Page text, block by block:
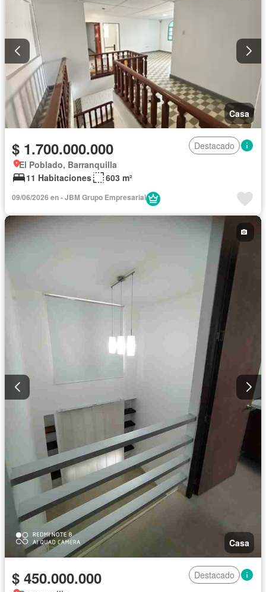
Seguridad privada
Piscina Wifi
Permite mascotas
Permite niños
Casa
$ 1.700.000.000
Destacado
El Poblado, Barranquilla
11 Habitaciones
603 m²
09/06/2026 en - JBM Grupo Empresarial
Casa
$ 450.000.000
Destacado